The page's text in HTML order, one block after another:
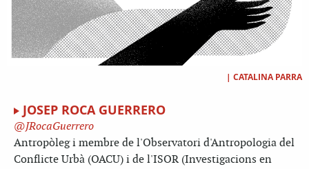
| CATALINA PARRA
JOSEP ROCA GUERRERO
JRocaGuerrero
Antropòleg i membre de l'Observatori d'Antropologia del
Conflicte Urbà (OACU) i de l'ISOR (Investigacions en